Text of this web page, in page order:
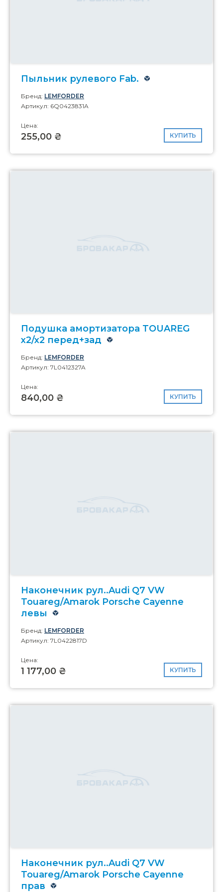
Пыльник рулевого Fab.
Бренд: LEMFORDER
Артикул: 6Q0423831A
Цена:
255,00 ₴ КУПИТЬ
Подушка амортизатора TOUAREG
x2/x2 перед+зад
Бренд: LEMFORDER
Артикул: 7L0412327A
Цена:
840,00 ₴ КУПИТЬ
Наконечник рул..Audi Q7 VW
Touareg/Amarok Porsche Cayenne
левы
Бренд: LEMFORDER
Артикул: 7L0422817D
Цена:
1 177,00 ₴ КУПИТЬ
Наконечник рул..Audi Q7 VW
Touareg/Amarok Porsche Cayenne
прав